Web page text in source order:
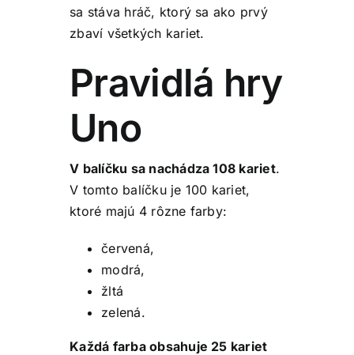
sa stáva hráč, ktorý sa ako prvý
zbaví všetkých kariet.
Pravidlá hry
Uno
V balíčku sa nachádza 108 kariet.
V tomto balíčku je 100 kariet,
ktoré majú 4 rôzne farby:
červená,
modrá,
žltá
zelená.
Každá farba obsahuje 25 kariet